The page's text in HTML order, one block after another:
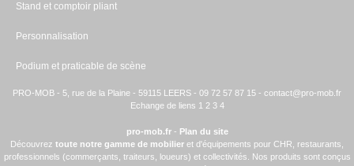
Stand et comptoir pliant
Personnalisation
Podium et praticable de scène
PRO-MOB - 5, rue de la Plaine - 59115 LEERS - 09 72 57 87 15 - contact@pro-mob.fr
Echange de liens 1 2 3 4
pro-mob.fr- Plan du site
Découvrez toute notre gamme de mobilier et d'équipements pour CHR, restaurants,
professionnels (commerçants, traiteurs, loueurs) et collectivités. Nos produits sont conçus